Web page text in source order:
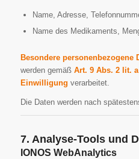
Name, Adresse,
Name des Medikaments,
Besondere personenbezogene
werden gemäß Art. 9 Abs. 2 lit. a
Einwilligung verarbeitet.
Die Daten werden nach
7. Analyse-Tools und
IONOS WebAnalytics